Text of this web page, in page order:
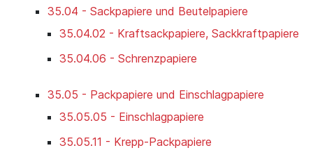
35.04 - Sackpapiere und Beutelpapiere
35.04.02 - Kraftsackpapiere, Sackkraftpapiere
35.04.06 - Schrenzpapiere
35.05 - Packpapiere und Einschlagpapiere
35.05.05 - Einschlagpapiere
35.05.11 - Krepp-Packpapiere